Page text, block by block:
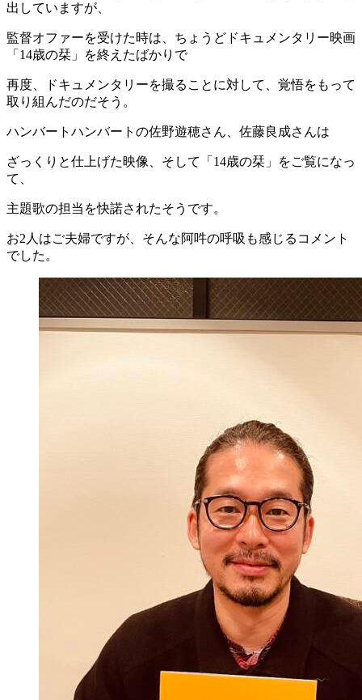
出していますが、
監督オファーを受けた時は、ちょうどドキュメンタリー映画
「14歳の栞」を終えたばかりで
再度、ドキュメンタリーを撮ることに対して、覚悟をもって
取り組んだのだそう。
ハンバートハンバートの佐野遊穂さん、佐藤良成さんは
ざっくりと仕上げた映像、そして「14歳の栞」をご覧になっ
て、
主題歌の担当を快諾されたそうです。
お2人はご夫婦ですが、そんな阿吽の呼吸も感じるコメント
でした。